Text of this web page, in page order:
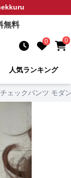
無料
0 0
人気ランキング
チェックパンツ モダ